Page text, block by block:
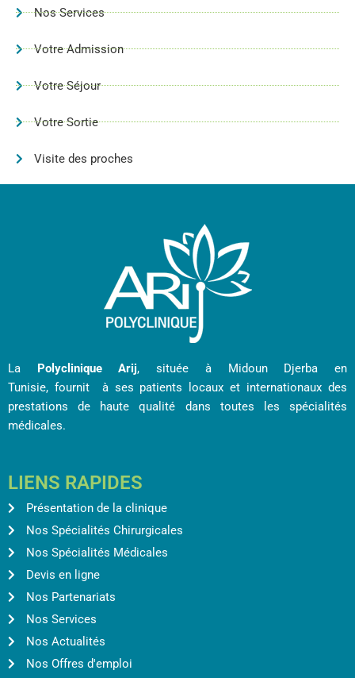
Nos Services
Votre Admission
Votre Séjour
Votre Sortie
Visite des proches
La Polyclinique Arij, située à Midoun Djerba en
Tunisie, fournit à ses patients locaux et internationaux des
prestations de haute qualité dans toutes les spécialités
médicales.
LIENS RAPIDES
Présentation de la clinique
Nos Spécialités Chirurgicales
Nos Spécialités Médicales
Devis en ligne
Nos Partenariats
Nos Services
Nos Actualités
Nos Offres d'emploi